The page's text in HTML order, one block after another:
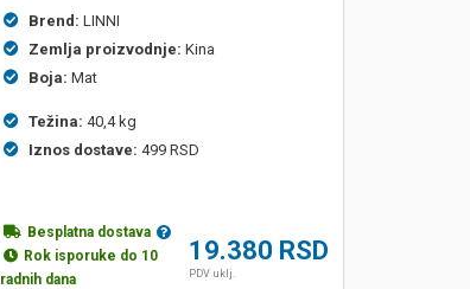
Brend: LINNI
Zemlja proizvodnje: Kina
Boja: Mat
Težina: 40,4 kg
Iznos dostave: 499 RSD
Besplatna dostava
Rok isporuke do 10
radnih dana
19.380 RSD
PDV uklj.